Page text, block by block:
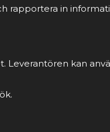
rapportera in
Leverantören kan